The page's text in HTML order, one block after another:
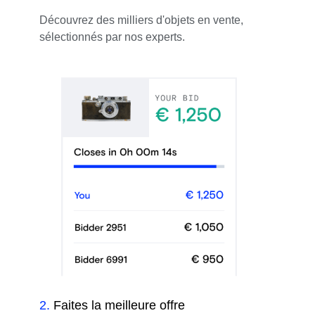
Découvrez des milliers d'objets en vente,
sélectionnés par nos experts.
2. Faites la meilleure offre